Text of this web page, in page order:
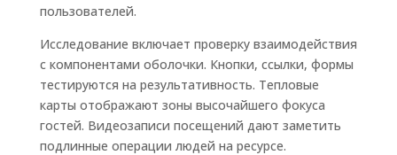
пользователей.
Исследование включает проверку взаимодействия
с компонентами оболочки. Кнопки, ссылки, формы
тестируются на результативность. Тепловые
карты отображают зоны высочайшего фокуса
гостей. Видеозаписи посещений дают заметить
подлинные операции людей на ресурсе.